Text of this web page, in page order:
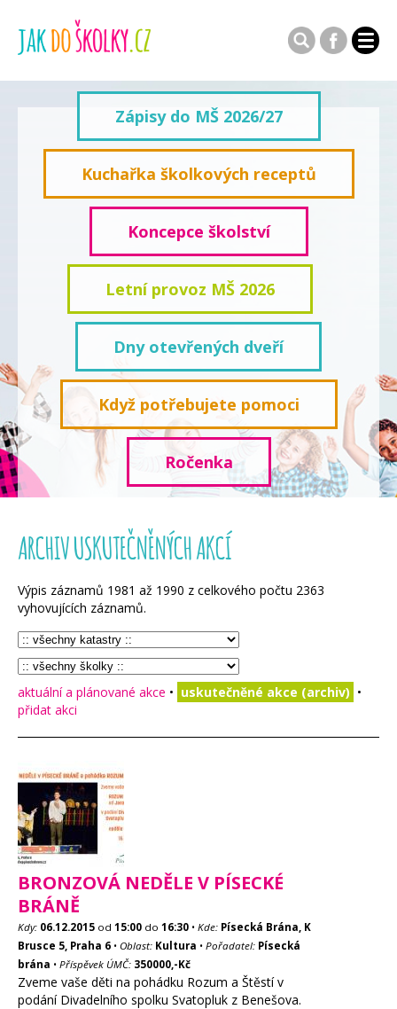
Zápisy do MŠ 2026/27
Kuchařka školkových receptů
Koncepce školství
Letní provoz MŠ 2026
Dny otevřených dveří
Když potřebujete pomoci
Ročenka
ARCHIV USKUTEČNĚNÝCH AKCÍ
Výpis záznamů 1981 až 1990 z celkového počtu 2363
vyhovujících záznamů.
aktuální a plánované akce • uskutečněné akce (archiv) •
přidat akci
BRONZOVÁ NEDĚLE V PÍSECKÉ
BRÁNĚ
Kdy: 06.12.2015 od 15:00 do 16:30 • Kde: Písecká Brána, K
Brusce 5, Praha 6 • Oblast: Kultura • Pořadatel: Písecká
brána • Příspěvek ÚMČ: 350000,-Kč
Zveme vaše děti na pohádku Rozum a Štěstí v
podání Divadelního spolku Svatopluk z Benešova.